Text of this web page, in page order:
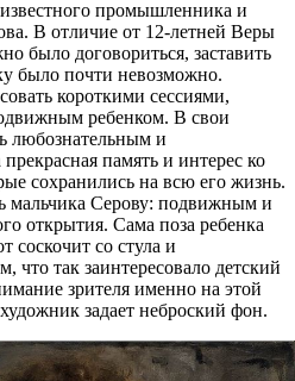
промышленника и
В отличие от 12-летней Веры
было договориться, заставить
было почти невозможно.
короткими сессиями,
ребенком. В свои
любознательным и
память и интерес ко
сохранились на всю его жизнь.
мальчика Серову: подвижным и
открытия. Сама поза ребенка
соскочит со стула и
что так заинтересовало детский
зрителя именно на этой
задает неброский фон.